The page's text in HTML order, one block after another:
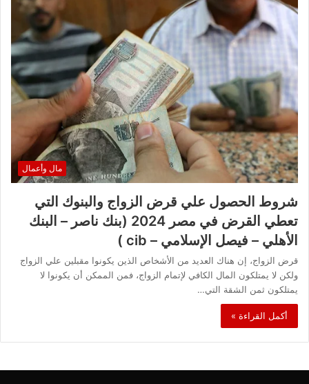
مال وأعمال
شروط الحصول علي قرض الزواج والبنوك التي
تعطي القرض في مصر 2024 (بنك ناصر – البنك
الأهلي – فيصل الإسلامي – cib )
قرض الزواج، إن هناك العديد من الأشخاص الذين يكونوا مقبلين علي الزواج
ولكن لا يمتلكون المال الكافي لإتمام الزواج، فمن الممكن أن يكونوا لا
يمتلكون ثمن الشقة التي…
أكمل القراءة »